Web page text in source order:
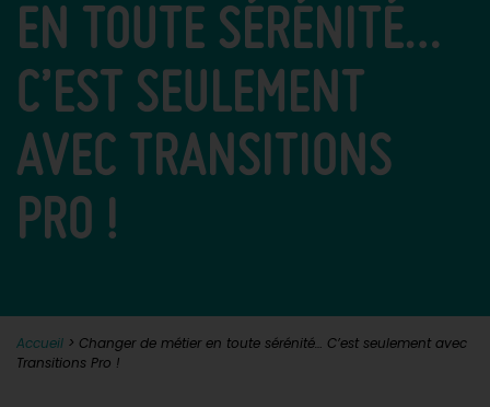
EN TOUTE SÉRÉNITÉ…
C’EST SEULEMENT
AVEC TRANSITIONS
PRO !
Accueil > Changer de métier en toute sérénité… C’est seulement avec
Transitions Pro !